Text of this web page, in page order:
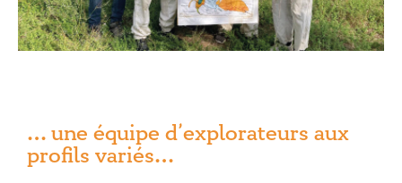
… une équipe d’explorateurs aux
profils variés…